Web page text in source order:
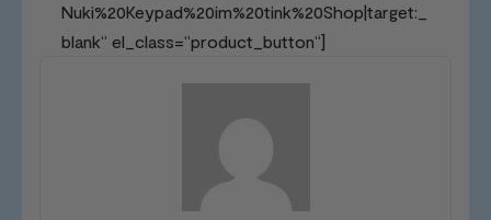
Nuki%20Keypad%20im%20tink%20Shop|target:_
blank“ el_class=“product_button“]